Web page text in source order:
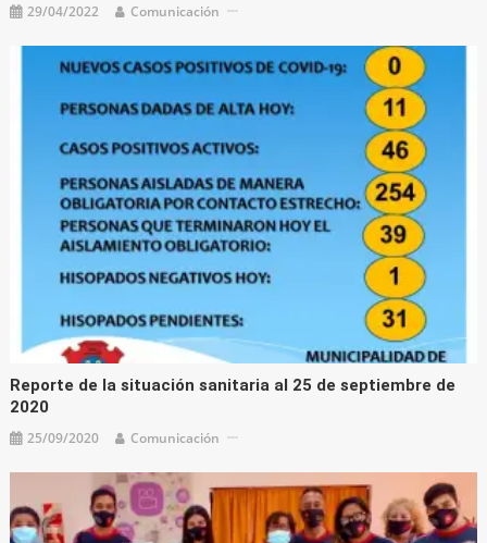
29/04/2022 Comunicación
Reporte de la situación sanitaria al 25 de septiembre de
2020
25/09/2020 Comunicación